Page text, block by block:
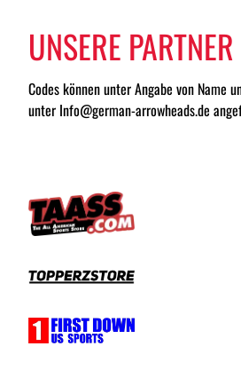
UNSERE PARTNER
Codes können unter Angabe von Name
unter Info@german-arrowheads.de